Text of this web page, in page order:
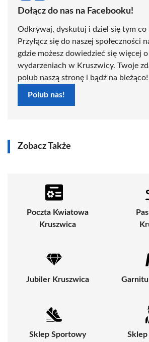
Dołącz do nas na Facebooku!
Odkrywaj, dyskutuj i dziel się tym co
Przyłącz się do naszej społeczności
gdzie możesz dowiedzieć się więcej
wydarzeniach w Kruszwicy. Twoje
polub naszą stronę i bądź na bieżąco!
Polub nas!
Zobacz Także
Poczta Kwiatowa
Kruszwica
Jubiler Kruszwica
Sklep Sportowy